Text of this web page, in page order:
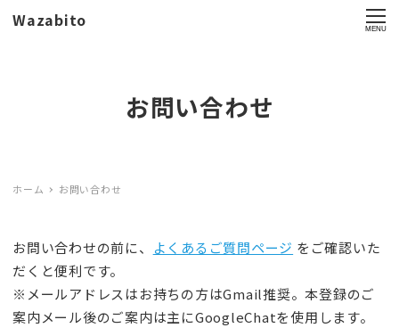
Wazabito MENU
お問い合わせ
ホーム お問い合わせ
お問い合わせの前に、 よくあるご質問ページ をご確認いた
だくと便利です。
※メールアドレスはお持ちの方はGmail推奨。本登録のご
案内メール後のご案内は主にGoogleChatを使用します。